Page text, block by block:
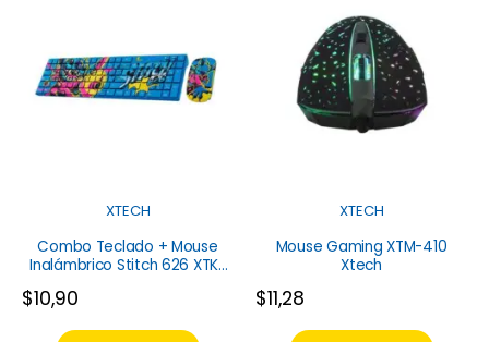
XTECH
Combo Teclado + Mouse
Inalámbrico Stitch 626 XTK-
$10,90
XTECH
Mouse Gaming XTM-410
Xtech
$11,28